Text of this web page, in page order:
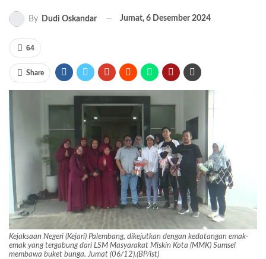
By Dudi Oskandar Jumat, 6 Desember 2024
64
Share
Kejaksaan Negeri (Kejari) Palembang, dikejutkan dengan kedatangan emak-
emak yang tergabung dari LSM Masyarakat Miskin Kota (MMK) Sumsel
membawa buket bunga. Jumat (06/12).(BP/ist)